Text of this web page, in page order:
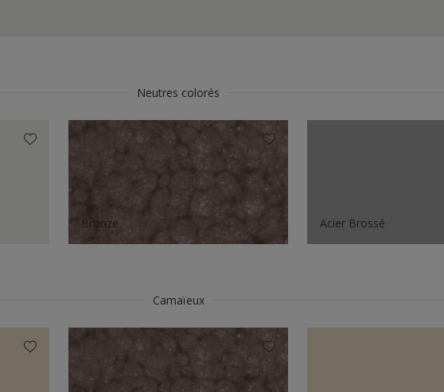
Neutres colorés
Bronze Acier Brossé
Camaïeux